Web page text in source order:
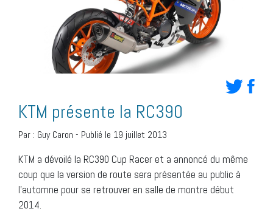
KTM présente la RC390
Par : Guy Caron - Publié le 19 juillet 2013
KTM a dévoilé la RC390 Cup Racer et a annoncé du même
coup que la version de route sera présentée au public à
l’automne pour se retrouver en salle de montre début
2014.